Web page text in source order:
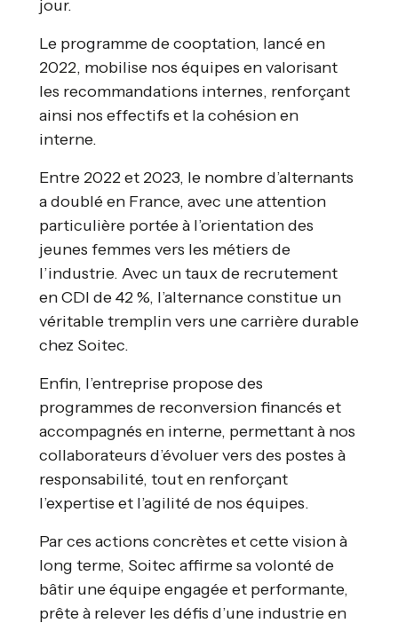
jour.
Le programme de cooptation, lancé en
2022, mobilise nos équipes en valorisant
les recommandations internes, renforçant
ainsi nos effectifs et la cohésion en
interne.
Entre 2022 et 2023, le nombre d’alternants
a doublé en France, avec une attention
particulière portée à l’orientation des
jeunes femmes vers les métiers de
l’industrie. Avec un taux de recrutement
en CDI de 42 %, l’alternance constitue un
véritable tremplin vers une carrière durable
chez Soitec.
Enfin, l’entreprise propose des
programmes de reconversion financés et
accompagnés en interne, permettant à nos
collaborateurs d’évoluer vers des postes à
responsabilité, tout en renforçant
l’expertise et l’agilité de nos équipes.
Par ces actions concrètes et cette vision à
long terme, Soitec affirme sa volonté de
bâtir une équipe engagée et performante,
prête à relever les défis d’une industrie en